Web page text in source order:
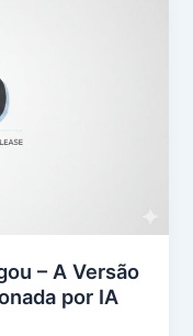
– A Versão
por IA